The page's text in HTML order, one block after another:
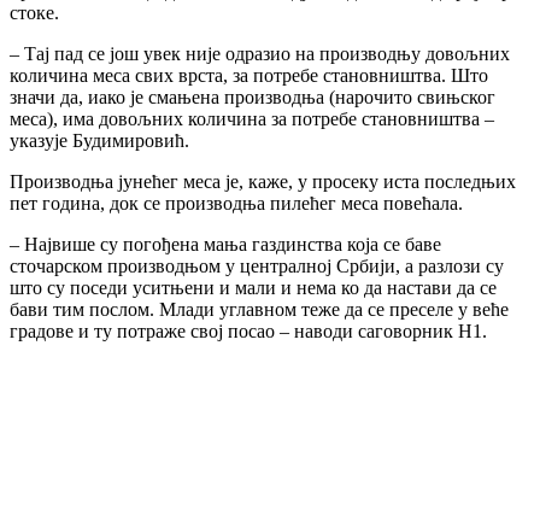
стоке.
– Тај пад се још увек није одразио на производњу довољних
количина меса свих врста, за потребе становништва. Што
значи да, иако је смањена производња (нарочито свињског
меса), има довољних количина за потребе становништва –
указује Будимировић.
Производња јунећег меса је, каже, у просеку иста последњих
пет година, док се производња пилећег меса повећала.
– Највише су погођена мања газдинства која се баве
сточарском производњом у централној Србији, а разлози су
што су поседи уситњени и мали и нема ко да настави да се
бави тим послом. Млади углавном теже да се преселе у веће
градове и ту потраже свој посао – наводи саговорник Н1.